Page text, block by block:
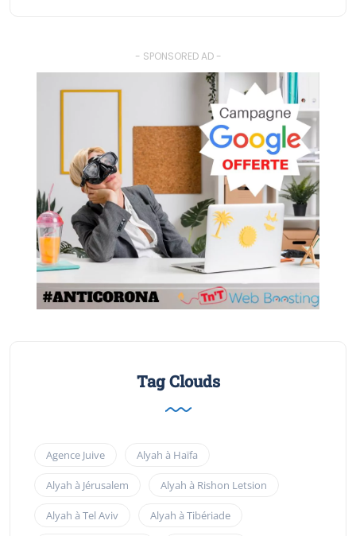
- SPONSORED AD -
Tag Clouds
Agence Juive Alyah à Haïfa
Alyah à Jérusalem Alyah à Rishon Letsion
Alyah à Tel Aviv Alyah à Tibériade